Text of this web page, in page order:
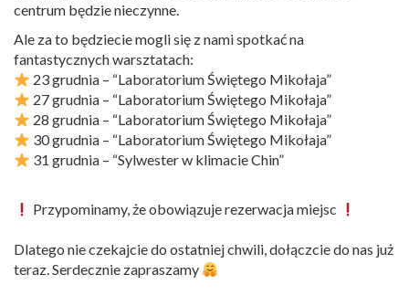
centrum będzie nieczynne.
Ale za to będziecie mogli się z nami spotkać na
fantastycznych warsztatach:
23 grudnia – “Laboratorium Świętego Mikołaja”
27 grudnia – “Laboratorium Świętego Mikołaja”
28 grudnia – “Laboratorium Świętego Mikołaja”
30 grudnia – “Laboratorium Świętego Mikołaja”
31 grudnia – “Sylwester w klimacie Chin”
Przypominamy, że obowiązuje rezerwacja miejsc
Dlatego nie czekajcie do ostatniej chwili, dołączcie do nas już
teraz. Serdecznie zapraszamy